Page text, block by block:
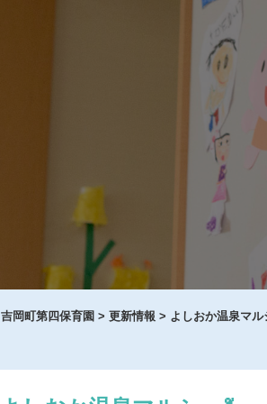
吉岡町第四保育園 > 更新情報 > よしおか温泉マル